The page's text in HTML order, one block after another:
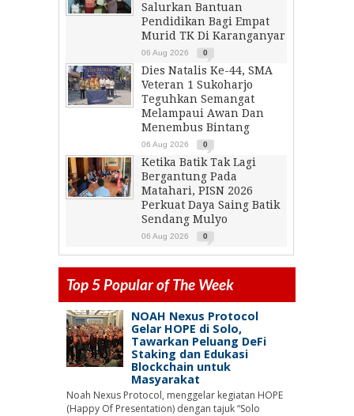
Salurkan Bantuan
Pendidikan Bagi Empat
Murid TK Di Karanganyar
06 Aug 2026 0
Dies Natalis Ke-44, SMA
Veteran 1 Sukoharjo
Teguhkan Semangat
Melampaui Awan Dan
Menembus Bintang
06 Aug 2026 0
Ketika Batik Tak Lagi
Bergantung Pada
Matahari, PISN 2026
Perkuat Daya Saing Batik
Sendang Mulyo
06 Aug 2026 0
Top 5 Popular of The Week
NOAH Nexus Protocol
Gelar HOPE di Solo,
Tawarkan Peluang DeFi
Staking dan Edukasi
Blockchain untuk
Masyarakat
Noah Nexus Protocol, menggelar kegiatan HOPE
(Happy Of Presentation) dengan tajuk “Solo